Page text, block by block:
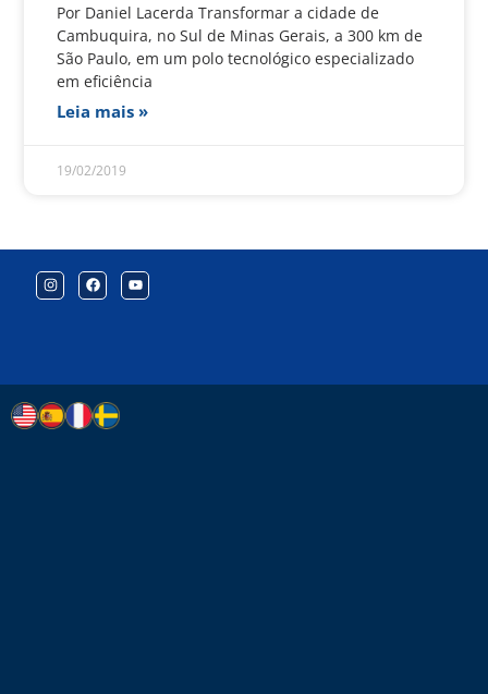
Por Daniel Lacerda Transformar a cidade de
Cambuquira, no Sul de Minas Gerais, a 300 km de
São Paulo, em um polo tecnológico especializado
em eficiência
Leia mais »
19/02/2019